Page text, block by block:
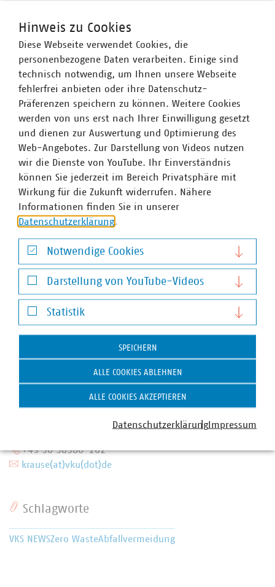
haben, gehen Sie bitte über diesen
Ihrem Abonnement hinzu.
Ansprechpartner
Yvonne Krause
Senior-Fachgebietsleiterin Stadtsauberkeit,
+49 30 58580-262
krause(at)vku(dot)de
Schlagworte
VKS NEWSZero WasteAbfallvermeidung
Hinweis zu Cookies
Diese Webseite verwendet Cookies, die
personenbezogene Daten verarbeiten. Einige sind
technisch notwendig, um Ihnen unsere Webseite
fehlerfrei anbieten oder ihre Datenschutz-
Präferenzen speichern zu können. Weitere Cookies
werden von uns erst nach Ihrer Einwilligung gesetzt
und dienen zur Auswertung und Optimierung des
Web-Angebotes. Zur Darstellung von Videos nutzen
wir die Dienste von YouTube. Ihr Einverständnis
können Sie jederzeit im Bereich Privatsphäre mit
Wirkung für die Zukunft widerrufen. Nähere
Informationen finden Sie in unserer
Datenschutzerklärung
Notwendige Cookies
Notwendige Cookies
Darstellung von YouTube-Videos
Darstellung von YouTube-Videos
Statistik
Statistik
SPEICHERN
ALLE COOKIES ABLEHNEN
ALLE COOKIES AKZEPTIEREN
DatenschutzerklärungImpressum